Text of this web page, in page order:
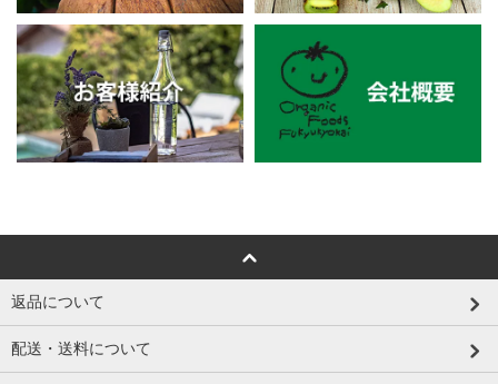
返品について
配送・送料について